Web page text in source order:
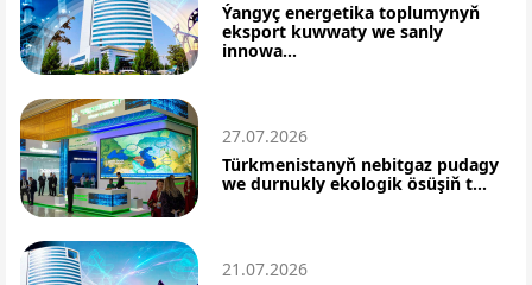
Ýangyç energetika toplumynyň
eksport kuwwaty we sanly
innowa...
27.07.2026
Türkmenistanyň nebitgaz pudagy
we durnukly ekologik ösüşiň t...
21.07.2026